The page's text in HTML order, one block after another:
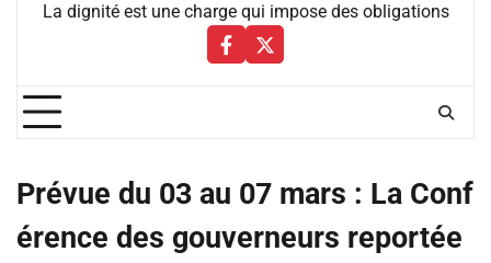
La dignité est une charge qui impose des obligations
Facebbok
X
Prévue du 03 au 07 mars : La Conf
érence des gouverneurs reportée